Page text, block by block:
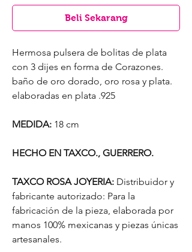
Beli Sekarang
Hermosa pulsera de bolitas de plata
con 3 dijes en forma de Corazones.
baño de oro dorado, oro rosa y plata.
elaboradas en plata .925
MEDIDA: 18 cm
HECHO EN TAXCO., GUERRERO.
TAXCO ROSA JOYERIA: Distribuidor y
fabricante autorizado: Para la
fabricación de la pieza, elaborada por
manos 100% mexicanas y piezas únicas
artesanales.